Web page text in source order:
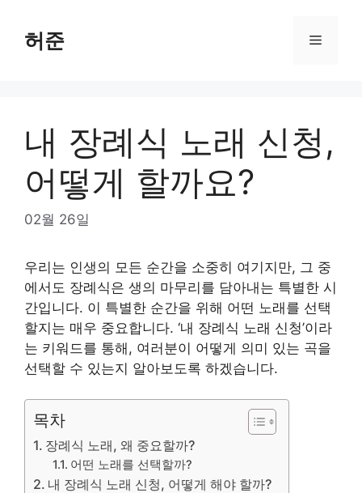
content
허준 Menu
내 장례식 노래 신청,
어떻게 할까요?
02월 26일
우리는 인생의 모든 순간을 소중히 여기지만, 그 중
에서도 장례식은 생의 마무리를 담아내는 특별한 시
간입니다. 이 특별한 순간을 위해 어떤 노래를 선택
할지는 매우 중요합니다. ‘내 장례식 노래 신청’이라
는 키워드를 통해, 여러분이 어떻게 의미 있는 곡을
선택할 수 있는지 알아보도록 하겠습니다.
목차
장례식 노래, 왜 중요할까?
어떤 노래를 선택할까?
내 장례식 노래 신청, 어떻게 해야 할까?